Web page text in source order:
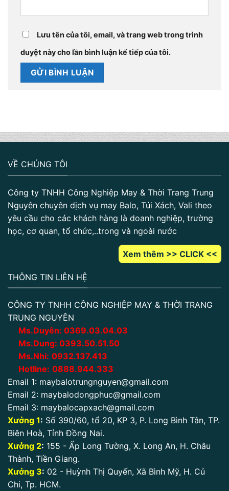
Lưu tên của tôi, email, và trang web trong trình
duyệt này cho lần bình luận kế tiếp của tôi.
VỀ CHÚNG TÔI
Công ty TNHH Công Nghiệp May & Thời Trang Trung
Nguyên chuyên dịch vụ may Balo, Túi Xách, Vali theo
yêu cầu cho các khách hàng là doanh nghiệp, trường
học, cơ quan, tổ chức,..trong và ngoài nước
Xem thêm >> CLICK <<
THÔNG TIN LIÊN HỆ
CÔNG TY TNHH CÔNG NGHIỆP MAY & THỜI TRANG
TRUNG NGUYÊN
Ms.Duyên: 0369.03.04.03
Ms.Dung: 0393.50.51.50
Ms.Nhi: 0932.137.413
Hotline: 0888.944.333
Email 1: maybalotrungnguyen@gmail.com
Email 2: maybalodongphuc@gmail.com
Email 3: maybalocapxach@gmail.com
Xưởng 1: Số 390/60, tổ 20, KP 3, P. Long Bình Tân, TP.
Biên Hoà, Tỉnh Đồng Nai.
Xưởng 2: 155 - Ấp Long Tường, X. Long An, H. Châu
Thành, Tiền Giang.
Xưởng 3: 02 - Huỳnh Thị Quyến, Xã Bình Mỹ, H. Củ
Chi, Tp. HCM.